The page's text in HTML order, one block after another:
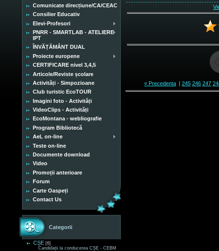
Comunicate direcțiune/CA/CEAC
Consilier Educativ
Elevi-Profesori
PNRR - SMARTLAB - ATELIERE
IPT
ÎNVĂȚĂMÂNT DUAL
Proiecte europene
CERTIFICARE nivel 3,4,5
Articole/Reviste școlare
Activități - Simpozioane
Club turistic EcoTOUR
Imagini foto - Activități
VideoClips - Activități
EcoMontana - webliografie
Program Bibliotecă
AeL on-line
Teste on-line
Documente download
Video
Promoții anterioare
Forum
Carte Oaspeți
Contact Us
Categorii
CȘE [6]
Candidații la conducerea CȘE - CEBM
« Precedenta | 245 246 247